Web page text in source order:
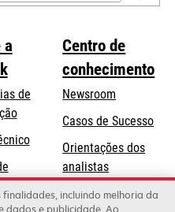
a
de
abre
uma
nova
Centro de
conhecimento
Newsroom
Casos de Sucesso
Orientações dos
analistas
Blog Lexmark
incluindo melhoria da
dados e publicidade. Ao